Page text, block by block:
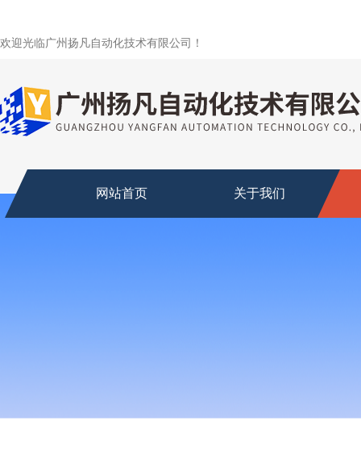
欢迎光临广州扬凡自动化技术有限公司！
网站首页 关于我们